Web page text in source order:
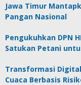
Jawa Timur
Pangan Nasional
Pengukuhkan DPN
Satukan Petani
Transformasi Digital
Cuaca Berbasis